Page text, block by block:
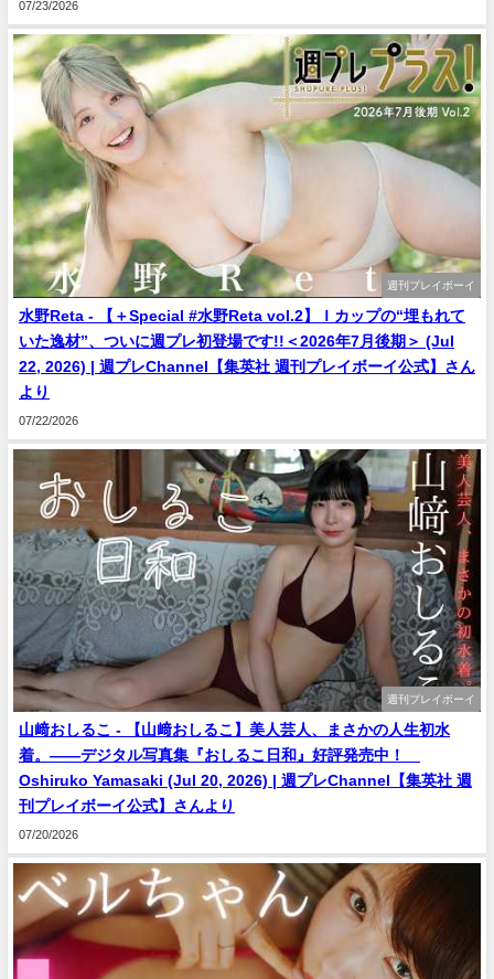
07/23/2026
週刊プレイボーイ
水野Reta - 【＋Special #水野Reta vol.2】Ｉカップの“埋もれて
いた逸材”、ついに週プレ初登場です!!＜2026年7月後期＞ (Jul
22, 2026) | 週プレChannel【集英社 週刊プレイボーイ公式】さん
より
07/22/2026
週刊プレイボーイ
山﨑おしるこ - 【山﨑おしるこ】美人芸人、まさかの人生初水
着。――デジタル写真集『おしるこ日和』好評発売中！
Oshiruko Yamasaki (Jul 20, 2026) | 週プレChannel【集英社 週
刊プレイボーイ公式】さんより
07/20/2026